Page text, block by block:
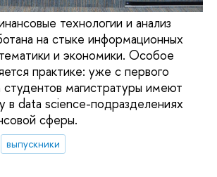
технологии и анализ
на стыке информационных
и экономики. Особое
практике: уже с первого
студентов магистратуры имеют
в data science-подразделениях
сферы.
выпускники